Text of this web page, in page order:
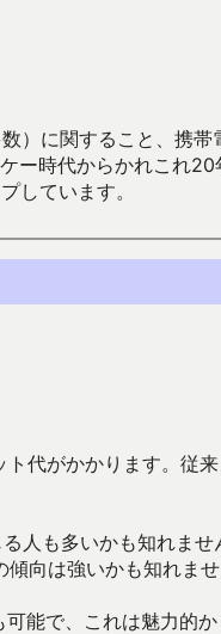
）に関すること、携
ー時代からかれこ
しています。
代がかかります。従
人も多いかも知れませ
向は強いかも知れませ
能で、これは魅力的